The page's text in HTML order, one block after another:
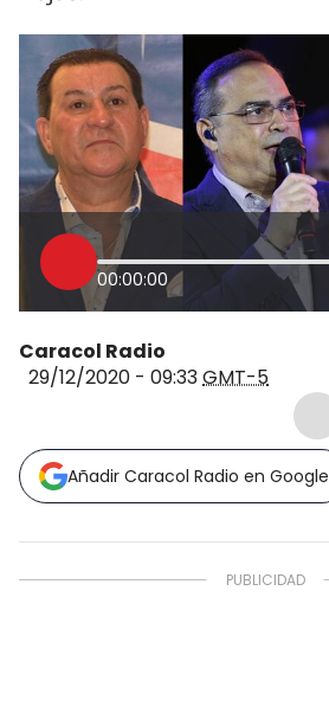
00:00:00
Caracol Radio
29/12/2020 - 09:33GMT-5
Añadir Caracol Radio en Google